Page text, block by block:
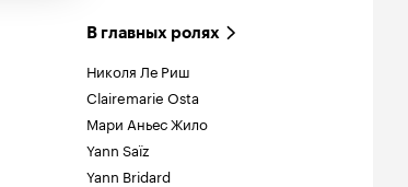
В главных ролях
Николя Ле Риш
Clairemarie Osta
Мари Аньес Жило
Yann Saïz
Yann Bridard